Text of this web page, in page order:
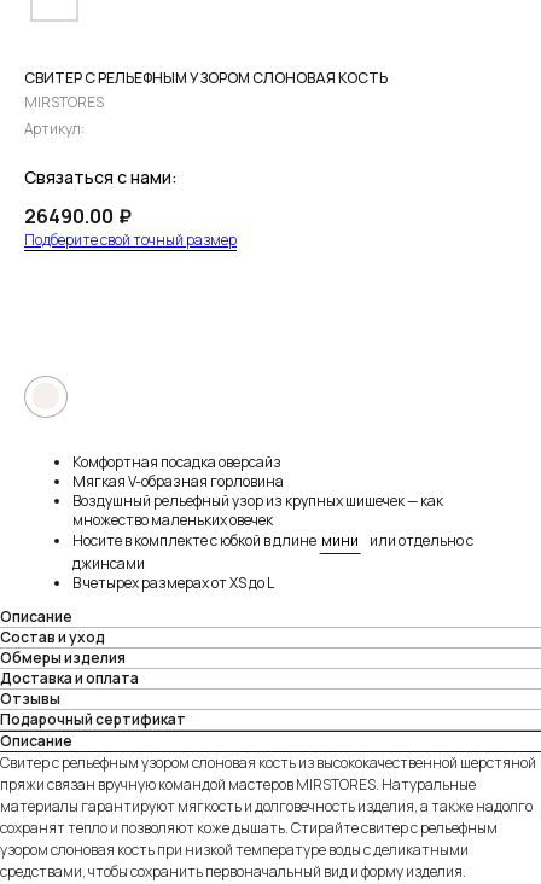
СВИТЕР С РЕЛЬЕФНЫМ УЗОРОМ СЛОНОВАЯ КОСТЬ
MIRSTORES
Артикул:
Связаться с нами:
26490.00 ₽
Подберите свой точный размер
●
Комфортная посадка оверсайз
Мягкая V-образная горловина
Воздушный рельефный узор из крупных шишечек — как
множество маленьких овечек
Носите в комплекте с юбкой в длине мини
или отдельно с
джинсами
В четырех размерах от XS до L
Описание
Состав и уход
Обмеры изделия
Доставка и оплата
Отзывы
Подарочный сертификат
Описание
Свитер с рельефным узором слоновая кость из высококачественной шерстяной
пряжи связан вручную командой мастеров MIRSTORES. Натуральные
материалы гарантируют мягкость и долговечность изделия, а также надолго
сохранят тепло и позволяют коже дышать. Стирайте свитер с рельефным
узором слоновая кость при низкой температуре воды с деликатными
средствами, чтобы сохранить первоначальный вид и форму изделия.